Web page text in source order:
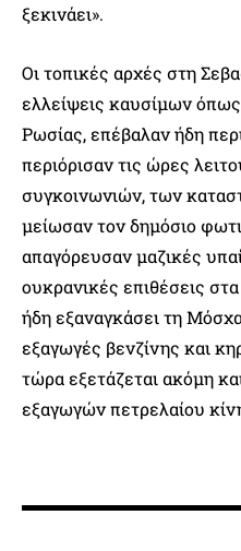
ξεκινάει».
Οι τοπικές αρχές στη
ελλείψεις καυσίμων
Ρωσίας, επέβαλαν ήδη
περιόρισαν τις ώρες
συγκοινωνιών, των
μείωσαν τον δημόσιο
απαγόρευσαν μαζικές
ουκρανικές επιθέσεις
ήδη εξαναγκάσει τη
εξαγωγές βενζίνης και
τώρα εξετάζεται ακόμη
εξαγωγών πετρελαίου